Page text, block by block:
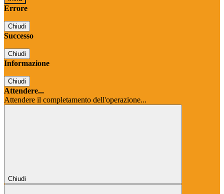
Errore
Chiudi
Successo
Chiudi
Informazione
Chiudi
Attendere...
Attendere il completamento dell'operazione...
Chiudi